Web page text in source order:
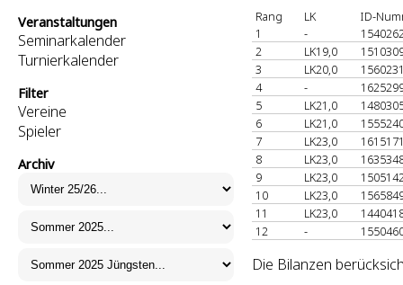
Veranstaltungen
Seminarkalender
Turnierkalender
Filter
Vereine
Spieler
Archiv
Rang LK
ID-
1
-
2
LK19,0
3
LK20,0
4
-
5
LK21,0
6
LK21,0
7
LK23,0
8
LK23,0
9
LK23,0
10
LK23,0
11
LK23,0
12
-
Die Bilanzen